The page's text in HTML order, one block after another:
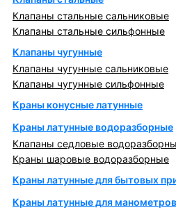
Клапаны стальные сальниковые
Клапаны стальные сильфонные
Клапаны чугунные
Клапаны чугунные сальниковые
Клапаны чугунные сильфонные
Краны конусные латунные
Краны латунные водоразборные
Клапаны седловые
Краны шаровые водоразборные
Краны латунные для бытовых
Краны латунные для манометров